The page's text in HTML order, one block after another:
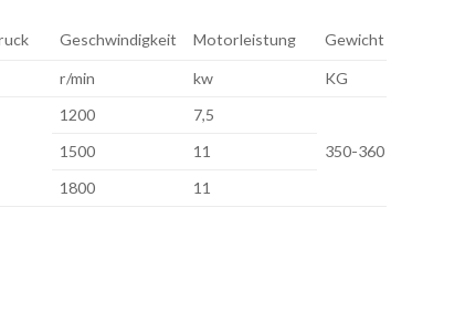
Geschwindigkeit Motorleistung Gewicht
r/min kw KG
1200
7,5
350-360
1500
11
1800 11